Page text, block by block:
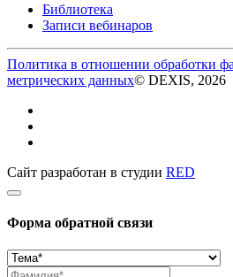
Библиотека
Записи вебинаров
Политика в отношении обработки
метрических данных© DEXIS, 2026
Сайт разработан в студии RED
Форма обратной связи